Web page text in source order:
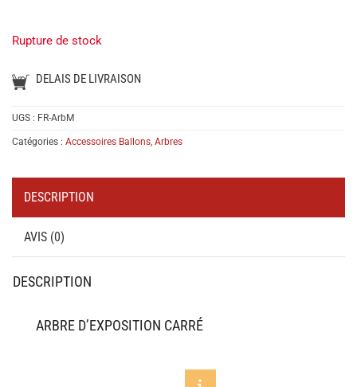
Rupture de stock
DELAIS DE LIVRAISON
UGS : FR-ArbM
Catégories : Accessoires Ballons, Arbres
DESCRIPTION
AVIS (0)
DESCRIPTION
ARBRE D’EXPOSITION CARRÉ